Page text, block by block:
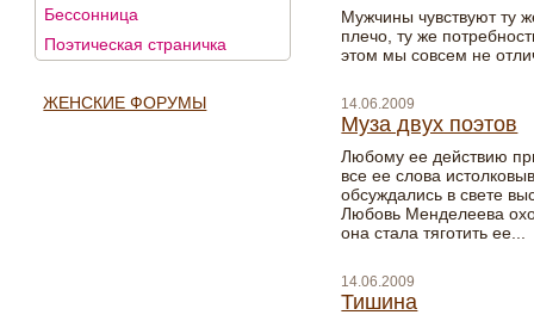
Бессонница
Поэтическая страничка
ЖЕНСКИЕ ФОРУМЫ
Мужчины чувствуют ту
плечо, ту же
этом мы совсем не
14.06.2009
Муза двух поэтов
Любому ее действию
все ее слова
обсуждались в свете
Любовь Менделеева
она стала тяготить ее...
14.06.2009
Тишина